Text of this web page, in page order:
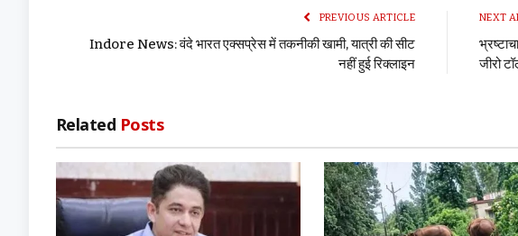
PREVIOUS ARTICLE
Indore News: वंदे भारत एक्सप्रेस में तकनीकी खामी, यात्री की सीट
नहीं हुई रिक्लाइन
NEXT
जीरो
Related Posts